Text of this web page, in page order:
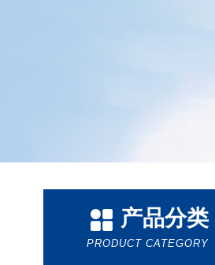
产品分类
PRODUCT CATEGORY